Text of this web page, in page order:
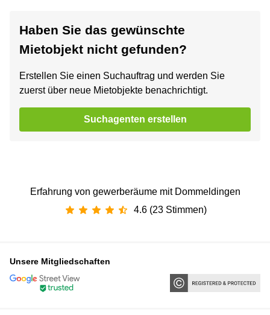
Haben Sie das gewünschte
Mietobjekt nicht gefunden?
Erstellen Sie einen Suchauftrag und werden Sie
zuerst über neue Mietobjekte benachrichtigt.
Suchagenten erstellen
Erfahrung von gewerberäume mit Dommeldingen
4.6 (23 Stimmen)
Unsere Mitgliedschaften